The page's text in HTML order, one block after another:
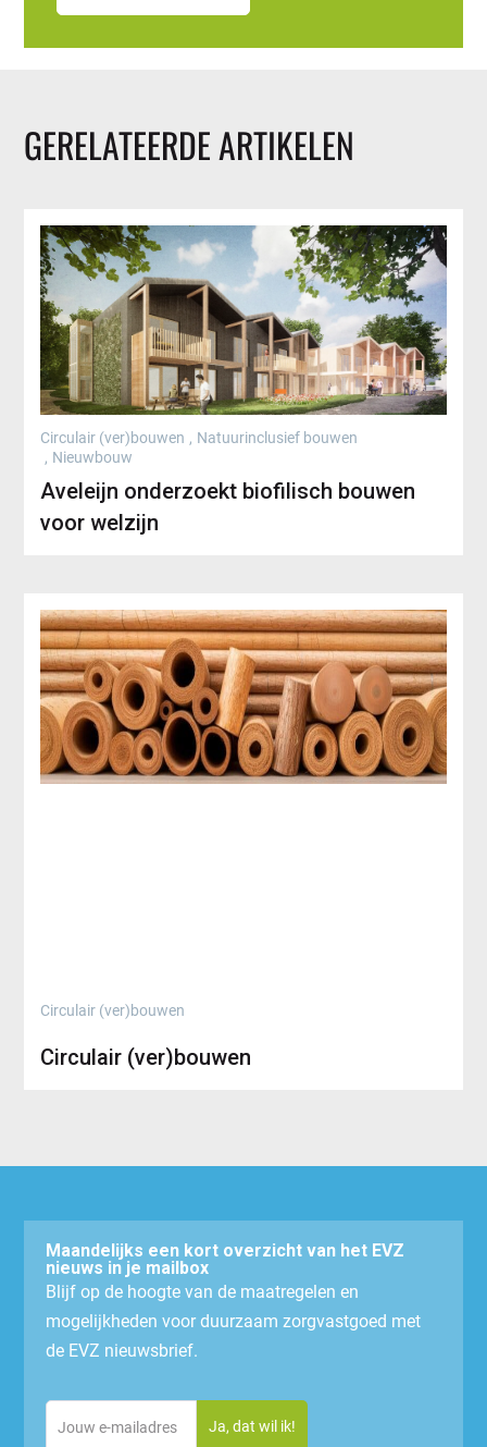
GERELATEERDE ARTIKELEN
Circulair (ver)bouwen , Natuurinclusief bouwen
, Nieuwbouw
Aveleijn onderzoekt biofilisch bouwen
voor welzijn
Circulair (ver)bouwen
Circulair (ver)bouwen
Maandelijks een kort overzicht van het EVZ
nieuws in je mailbox
Blijf op de hoogte van de maatregelen en
mogelijkheden voor duurzaam zorgvastgoed met
de EVZ nieuwsbrief.